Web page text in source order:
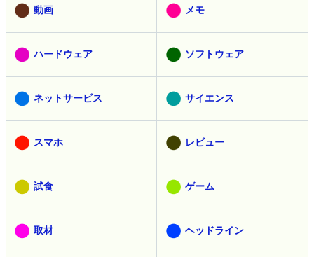
動画 メモ
ハードウェア ソフトウェア
ネットサービス サイエンス
スマホ レビュー
試食 ゲーム
取材 ヘッドライン